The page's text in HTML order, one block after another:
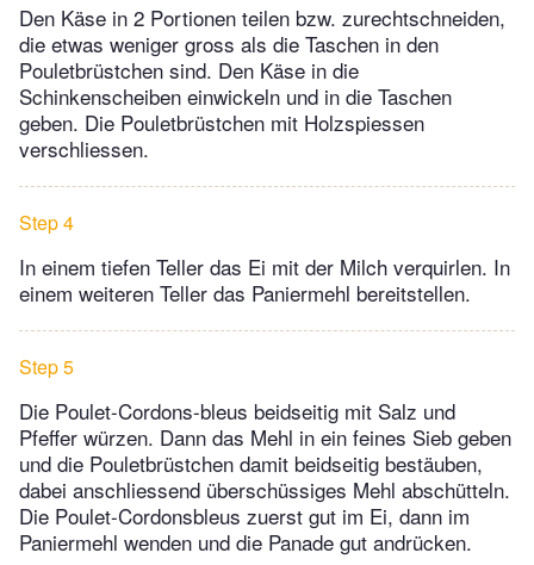
Den Käse in 2 Portionen teilen bzw. zurechtschneiden,
die etwas weniger gross als die Taschen in den
Pouletbrüstchen sind. Den Käse in die
Schinkenscheiben einwickeln und in die Taschen
geben. Die Pouletbrüstchen mit Holzspiessen
verschliessen.
Step 4
In einem tiefen Teller das Ei mit der Milch verquirlen. In
einem weiteren Teller das Paniermehl bereitstellen.
Step 5
Die Poulet-Cordons-bleus beidseitig mit Salz und
Pfeffer würzen. Dann das Mehl in ein feines Sieb geben
und die Pouletbrüstchen damit beidseitig bestäuben,
dabei anschliessend überschüssiges Mehl abschütteln.
Die Poulet-Cordonsbleus zuerst gut im Ei, dann im
Paniermehl wenden und die Panade gut andrücken.